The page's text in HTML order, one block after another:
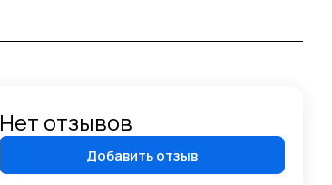
Нет отзывов
Добавить отзыв